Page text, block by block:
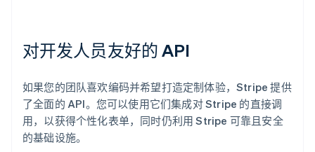
对开发人员友好的 API
如果您的团队喜欢编码并希望打造定制体验，Stripe 提供
了全面的 API。您可以使用它们集成对 Stripe 的直接调
用，以获得个性化表单，同时仍利用 Stripe 可靠且安全
的基础设施。